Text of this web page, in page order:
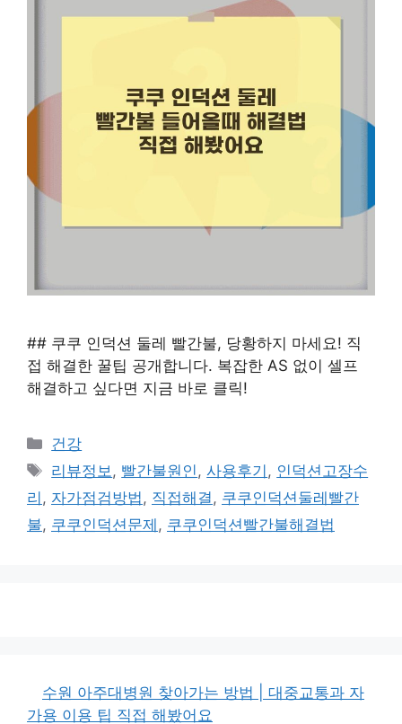
## 쿠쿠 인덕션 둘레 빨간불, 당황하지 마세요! 직
접 해결한 꿀팁 공개합니다. 복잡한 AS 없이 셀프
해결하고 싶다면 지금 바로 클릭!
카
테
고
리
건강
태
그
리뷰정보 , 빨간불원인 ,사용후기 , 인덕션고장수
리 , 자가점검방법 , 직접해결 , 쿠쿠인덕션둘레빨간
불, 쿠쿠인덕션문제 , 쿠쿠인덕션빨간불해결법
수원 아주대병원 찾아가는 방법 | 대중교통과 자
가용 이용 팁 직접 해봤어요